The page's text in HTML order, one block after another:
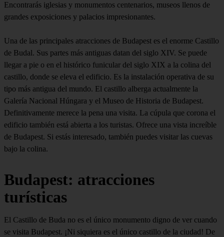
Encontrarás iglesias y monumentos centenarios, museos llenos de
grandes exposiciones y palacios impresionantes.
Una de las principales atracciones de Budapest es el enorme Castillo
de Budal. Sus partes más antiguas datan del siglo XIV. Se puede
llegar a pie o en el histórico funicular del siglo XIX a la colina del
castillo, donde se eleva el edificio. Es la instalación operativa de su
tipo más antigua del mundo. El castillo alberga actualmente la
Galería Nacional Húngara y el Museo de Historia de Budapest.
Definitivamente merece la pena una visita. La cúpula que corona el
edificio también está abierta a los turistas. Ofrece una vista increíble
de Budapest. Si estás interesado, también puedes visitar las cuevas
bajo la colina.
Budapest: atracciones
turísticas
El Castillo de Buda no es el único monumento digno de ver cuando
se visita Budapest. ¡Ni siquiera es el único castillo de la ciudad! De